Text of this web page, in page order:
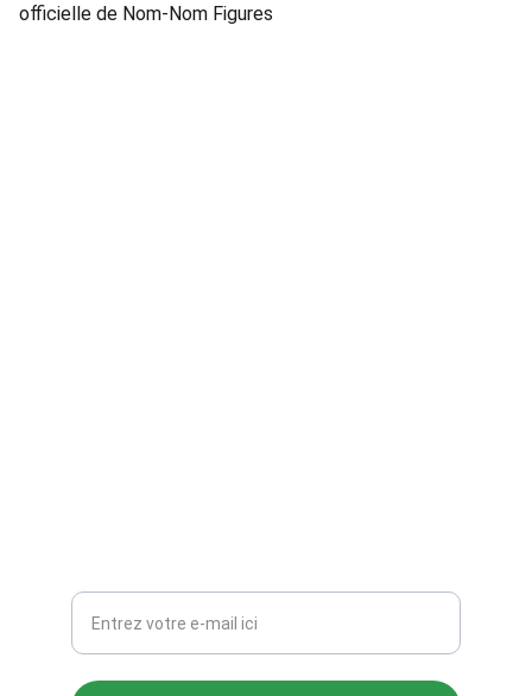
officielle de Nom-Nom Figures